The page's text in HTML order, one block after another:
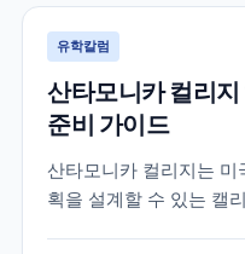
유학칼럼
산타모니카 컬리
준비 가이드
산타모니카 컬리지는 미
획을 설계할 수 있는 캘